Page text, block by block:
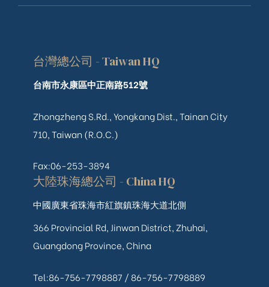
台灣總公司 - Taiwan HQ
台南市永康區中正南路512號
Zhongzheng S.Rd., Yongkang Dist., Tainan City
710, Taiwan (R.O.C.)
Fax:06-253-3894
大陸珠海總公司 - China HQ
中國廣東省珠海市紅旗鎮珠海大道北側
366 Provincial Rd, Jinwan District, Zhuhai,
Guangdong Province, China
Tel:86-756-7798887 / 86-756-7798889